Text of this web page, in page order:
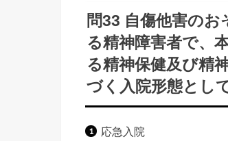
問33 自傷他害の
る精神障害者で、
る精神保健及び精
づく入院形態とし
応急入院